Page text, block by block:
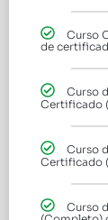
Curso
de
Curso
Certificado
Curso
Certificado
Curso